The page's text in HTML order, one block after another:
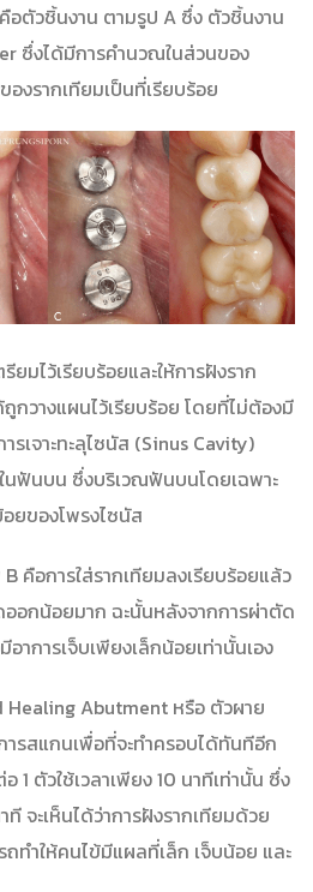
ตัวชิ้นงาน ตามรูป A ซึ่ง ตัวชิ้นงาน
ซึ่งได้มีการคำนวณในส่วนของ
งรากเทียมเป็นที่เรียบร้อย
มไว้เรียบร้อยและให้การฝังราก
ถูกวางแผนไว้เรียบร้อย โดยที่ไม่ต้องมี
รเจาะทะลุไซนัส (Sinus Cavity)
นฟันบน ซึ่งบริเวณฟันบนโดยเฉพาะ
ยของโพรงไซนัส
คือการใส่รากเทียมลงเรียบร้อยแล้ว
อกน้อยมาก ฉะนั้นหลังจากการผ่าตัด
าการเจ็บเพียงเล็กน้อยเท่านั้นเอง
Healing Abutment หรือ ตัวผาย
ารสแกนเพื่อที่จะทำครอบได้ทันทีอีก
1 ตัวใช้เวลาเพียง 10 นาทีเท่านั้น ซึ่ง
จะเห็นได้ว่าการฝังรากเทียมด้วย
ทำให้คนไข้มีแผลที่เล็ก เจ็บน้อย และ